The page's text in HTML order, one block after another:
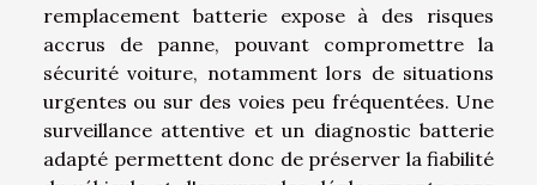
remplacement batterie expose à des risques
accrus de panne, pouvant compromettre la
sécurité voiture, notamment lors de situations
urgentes ou sur des voies peu fréquentées. Une
surveillance attentive et un diagnostic batterie
adapté permettent donc de préserver la fiabilité